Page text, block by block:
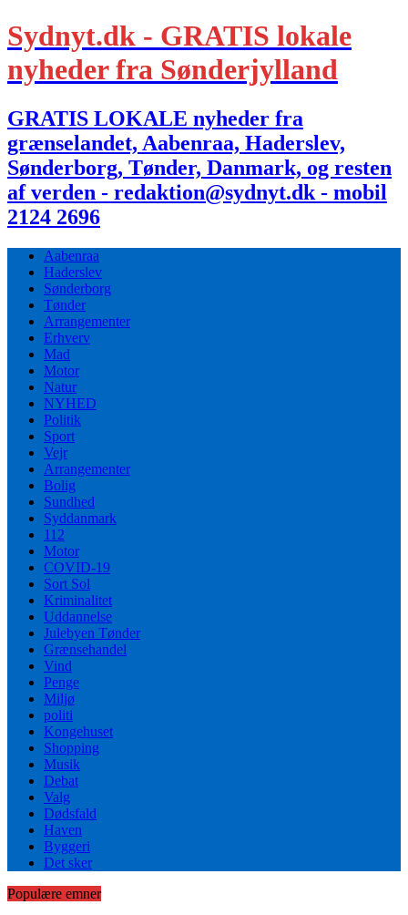
Sydnyt.dk - GRATIS lokale
nyheder fra Sønderjylland
GRATIS LOKALE nyheder fra
grænselandet, Aabenraa, Haderslev,
Sønderborg, Tønder, Danmark, og resten
af verden - redaktion@sydnyt.dk - mobil
2124 2696
Aabenraa
Haderslev
Sønderborg
Tønder
Arrangementer
Erhverv
Mad
Motor
Natur
NYHED
Politik
Sport
Vejr
Arrangementer
Bolig
Sundhed
Syddanmark
112
Motor
COVID-19
Sort Sol
Kriminalitet
Uddannelse
Julebyen Tønder
Grænsehandel
Vind
Penge
Miljø
politi
Kongehuset
Shopping
Musik
Debat
Valg
Dødsfald
Haven
Byggeri
Det sker
Populære emner